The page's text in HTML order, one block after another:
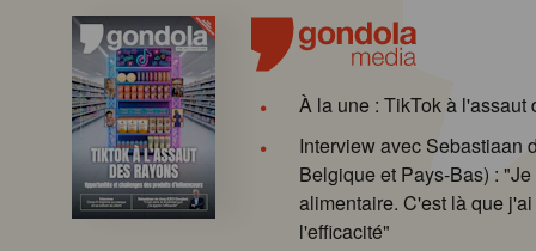
À la une : TikTok à l'assaut
Interview avec Sebastiaan
Belgique et Pays-Bas) :
alimentaire. C'est là que
l'efficacité"